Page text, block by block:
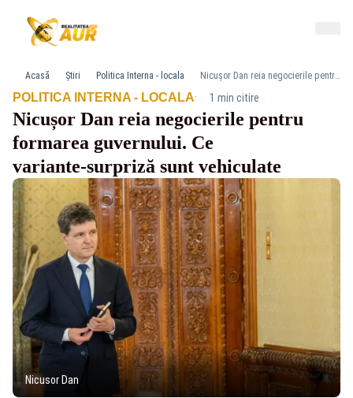
Acasă Știri Politica Interna - locala Nicușor Dan reia negocierile pentru formarea guvernului. Ce variante‑surpriză sunt vehiculate
POLITICA INTERNA - LOCALA· 1 min citire
Nicușor Dan reia negocierile pentru
formarea guvernului. Ce
variante‑surpriză sunt vehiculate
Nicusor Dan